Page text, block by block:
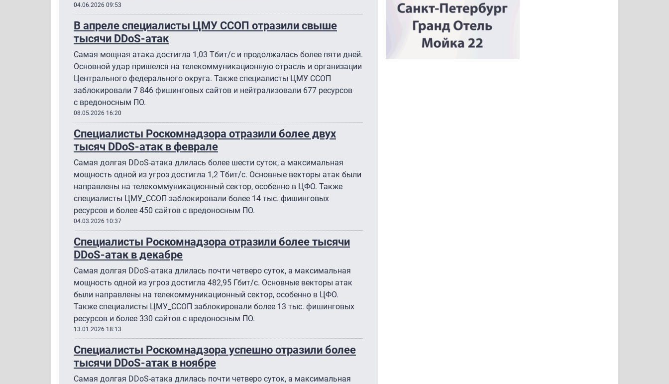
04.06.2026 09:53
В апреле специалисты ЦМУ ССОП отразили свыше
тысячи DDoS-атак
Самая мощная атака достигла 1,03 Тбит/с и продолжалась более пяти дней.
Основной удар пришелся на телекоммуникационную отрасль и организации
Центрального федерального округа. Также специалисты ЦМУ ССОП
заблокировали 7 846 фишинговых сайтов и нейтрализовали 677 ресурсов
с вредоносным ПО.
08.05.2026 16:20
Специалисты Роскомнадзора отразили более двух
тысяч DDoS-атак в феврале
Самая долгая DDoS-атака длилась более шести суток, а максимальная
мощность одной из угроз достигла 1,2 Тбит/с. Основные векторы атак были
направлены на телекоммуникационный сектор, особенно в ЦФО. Также
специалисты ЦМУ_ССОП заблокировали более 14 тыс. фишинговых
ресурсов и более 450 сайтов с вредоносным ПО.
04.03.2026 10:37
Специалисты Роскомнадзора отразили более тысячи
DDoS-атак в декабре
Самая долгая DDoS-атака длилась почти четверо суток, а максимальная
мощность одной из угроз достигла 482,95 Гбит/с. Основные векторы атак
были направлены на телекоммуникационный сектор, особенно в ЦФО.
Также специалисты ЦМУ_ССОП заблокировали более 13 тыс. фишинговых
ресурсов и более 330 сайтов с вредоносным ПО.
13.01.2026 18:13
Специалисты Роскомнадзора успешно отразили более
тысячи DDoS-атак в ноябре
Самая долгая DDoS-атака длилась почти четверо суток, а максимальная